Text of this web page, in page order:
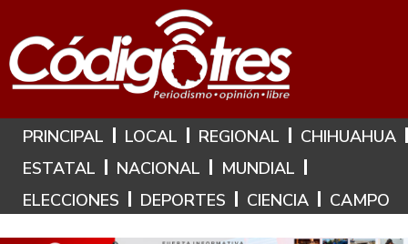
Hoy es: 9 de Agosto de 2026
PRINCIPAL LOCAL REGIONAL
CHIHUAHUA
ESTATAL
NACIONAL
MUNDIAL
ELECCIONES
DEPORTES CIENCIA CAMPO